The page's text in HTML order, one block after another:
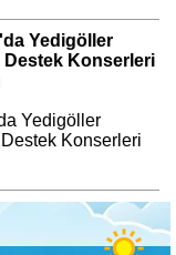
Yedigöller
Destek Konserleri
Yedigöller
Konserleri